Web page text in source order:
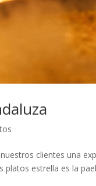
clientes una
estrella es la